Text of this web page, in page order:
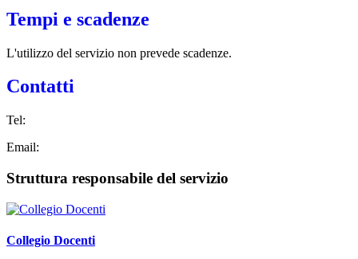
Tempi e scadenze
L'utilizzo del servizio non prevede scadenze.
Contatti
Tel:
Email:
Struttura responsabile del servizio
Collegio Docenti